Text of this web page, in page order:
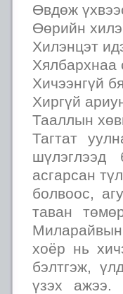
Өвдөж
Өөрийн
Хилэнцэт
Хялбархнаа
Хичээнгүй
Хиргүй
Тааллын
Тагтат
шүлэглээд
асгарсан
болвоос,
таван
хоёр нь
бэлтгэж,
үзэх ажээ.